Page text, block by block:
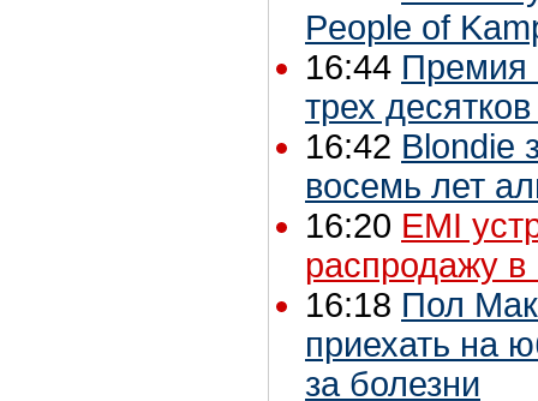
People of
16:44 Премия
трех
16:42 Blondie
восемь лет
16:20 EMI
распродажу
16:18 Пол
приехать на
за болезни